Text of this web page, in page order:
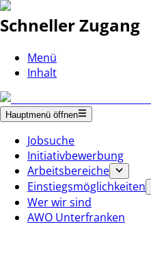
Schneller Zugang
Menü
Inhalt
Hauptmenü öffnen
Jobsuche
Initiativbewerbung
Arbeitsbereiche
Einstiegsmöglichkeiten
Wer wir sind
AWO Unterfranken